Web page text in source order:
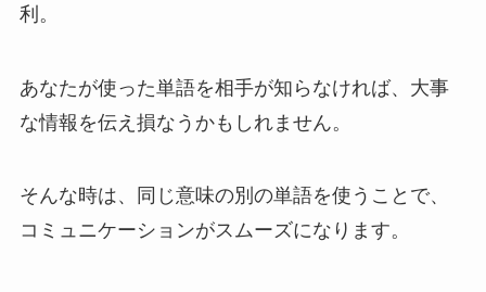
利。
あなたが使った単語を相手が知らなければ、大事
な情報を伝え損なうかもしれません。
そんな時は、同じ意味の別の単語を使うことで、
コミュニケーションがスムーズになります。